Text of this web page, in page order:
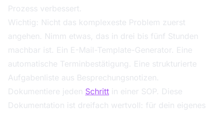
Prozess verbessert.
Wichtig: Nicht das komplexeste Problem zuerst
angehen. Nimm etwas, das in drei bis fünf Stunden
machbar ist. Ein E-Mail-Template-Generator. Eine
automatische Terminbestätigung. Eine strukturierte
Aufgabenliste aus Besprechungsnotizen.
Dokumentiere jeden Schritt in einer SOP. Diese
Dokumentation ist dreifach wertvoll: für dein eigenes